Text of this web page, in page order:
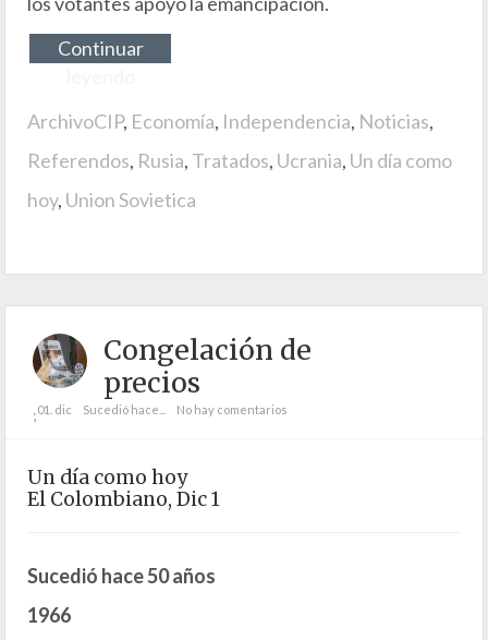
Continuar
ArchivoCIP, Economía, Independencia, Noticias,
Referendos, Rusia, Tratados, Ucrania, Un día como
hoy, Union Sovietica
Congelación de
precios
;01. dic Sucedió hace... No hay comentarios
Un día como hoy
El Colombiano, Dic 1
Sucedió hace 50 años
1966